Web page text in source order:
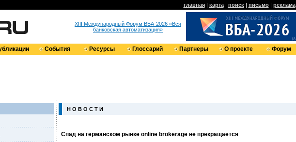
главная| карта| поиск| письмо| реклама
XIII Международный Форум ВБА-2026 «Вся
банковская автоматизация»
События Ресурсы Глоссарий Партнеры О проекте Форум
Н О В О С Т И
Спад на германском рынке online brokerage не прекращается